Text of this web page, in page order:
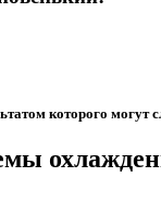
которого